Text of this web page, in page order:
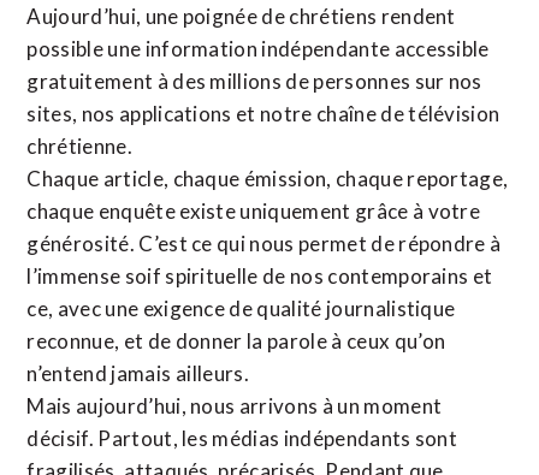
Aujourd’hui, une poignée de chrétiens rendent
possible une information indépendante accessible
gratuitement à des millions de personnes sur nos
sites, nos applications et notre chaîne de télévision
chrétienne.
Chaque article, chaque émission, chaque reportage,
chaque enquête existe uniquement grâce à votre
générosité. C’est ce qui nous permet de répondre à
l’immense soif spirituelle de nos contemporains et
ce, avec une exigence de qualité journalistique
reconnue, et de donner la parole à ceux qu’on
n’entend jamais ailleurs.
Mais aujourd’hui, nous arrivons à un moment
décisif. Partout, les médias indépendants sont